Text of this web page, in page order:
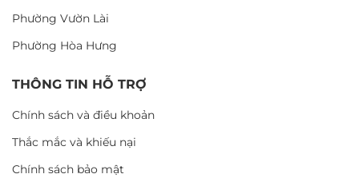
Phường Vườn Lài
Phường Hòa Hưng
THÔNG TIN HỖ TRỢ
Chính sách và điều khoản
Thắc mắc và khiếu nại
Chính sách bảo mật